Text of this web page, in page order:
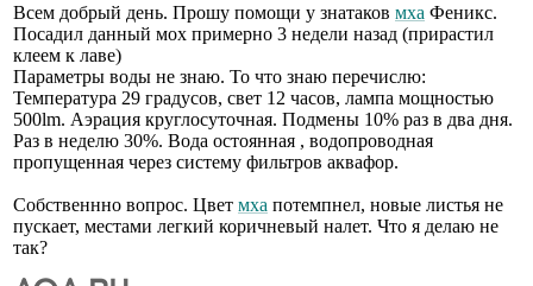
Всем добрый день. Прошу помощи у знатаков мха Феникс.
Посадил данный мох примерно 3 недели назад (прирастил
клеем к лаве)
Параметры воды не знаю. То что знаю перечислю:
Температура 29 градусов, свет 12 часов, лампа мощностью
500lm. Аэрация круглосуточная. Подмены 10% раз в два дня.
Раз в неделю 30%. Вода остоянная , водопроводная
пропущенная через систему фильтров аквафор.
Собственнно вопрос. Цвет мха потемпнел, новые листья не
пускает, местами легкий коричневый налет. Что я делаю не
так?